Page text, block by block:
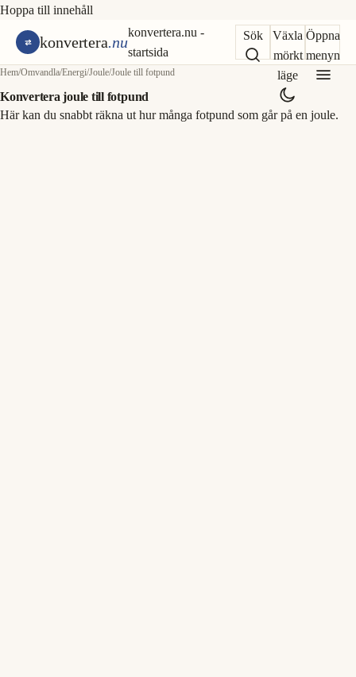
Hoppa till innehåll
konvertera.nu
konvertera.nu -
startsida
Sök
Växla
mörkt
läge
Öppna
menyn
Hem/Omvandla/Energi/Joule/Joule till fotpund
Konvertera joule till fotpund
Här kan du snabbt räkna ut hur många fotpund som går på en joule.